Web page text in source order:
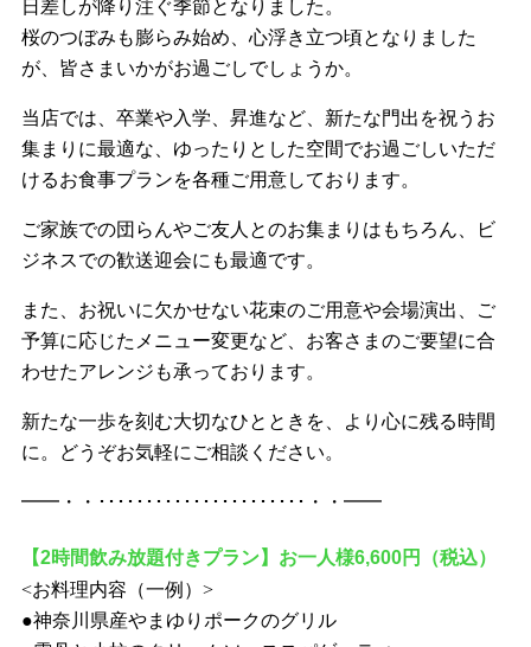
日差しが降り注ぐ季節となりました。
桜のつぼみも膨らみ始め、心浮き立つ頃となりました
が、皆さまいかがお過ごしでしょうか。
当店では、卒業や入学、昇進など、新たな門出を祝うお
集まりに最適な、ゆったりとした空間でお過ごしいただ
けるお食事プランを各種ご用意しております。
ご家族での団らんやご友人とのお集まりはもちろん、ビ
ジネスでの歓送迎会にも最適です。
また、お祝いに欠かせない花束のご用意や会場演出、ご
予算に応じたメニュー変更など、お客さまのご要望に合
わせたアレンジも承っております。
新たな一歩を刻む大切なひとときを、より心に残る時間
に。どうぞお気軽にご相談ください。
━━・・･･････････････････････・・━━
【2時間飲み放題付きプラン】お一人様6,600円（税込）
<お料理内容（一例）>
●神奈川県産やまゆりポークのグリル